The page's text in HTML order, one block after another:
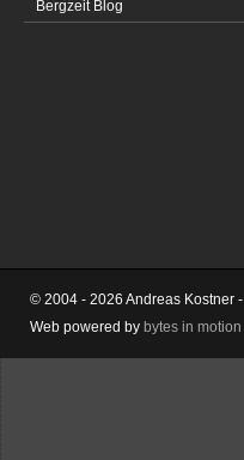
Bergzeit Blog
© 2004 - 2026 Andreas Kostner -
Web powered by bytes in motion